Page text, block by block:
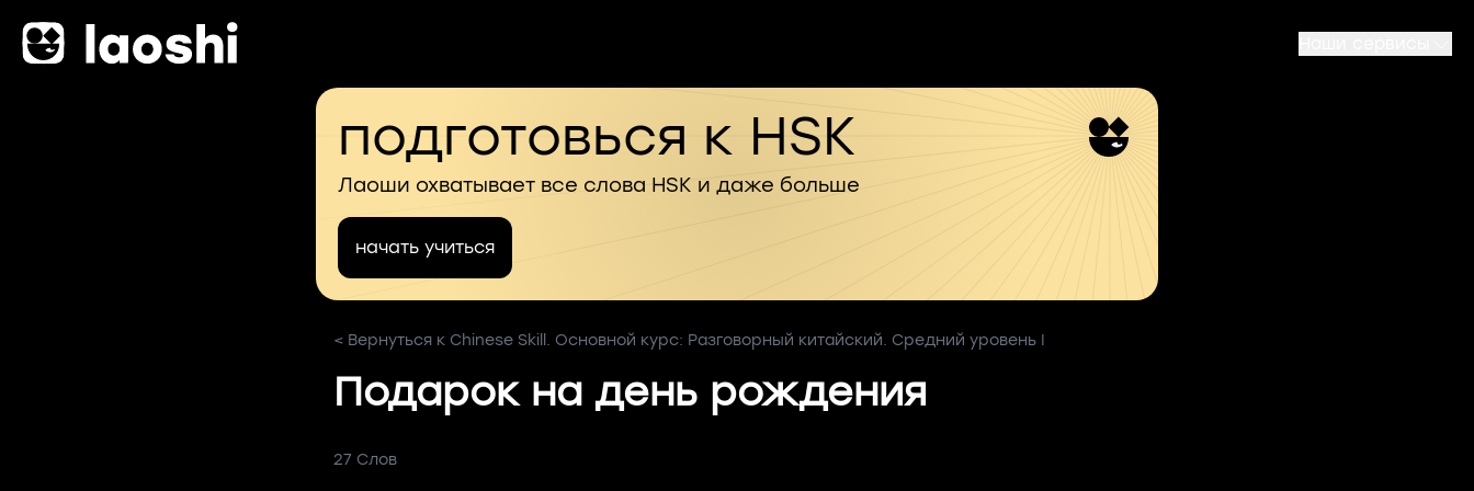
подготовься к HSK
Лаоши охватывает все слова HSK и даже больше
начать учиться
< Вернуться к Chinese Skill. Основной курс: Разговорный китайский. Средний уровень I
Подарок на день рождения
27 Слов